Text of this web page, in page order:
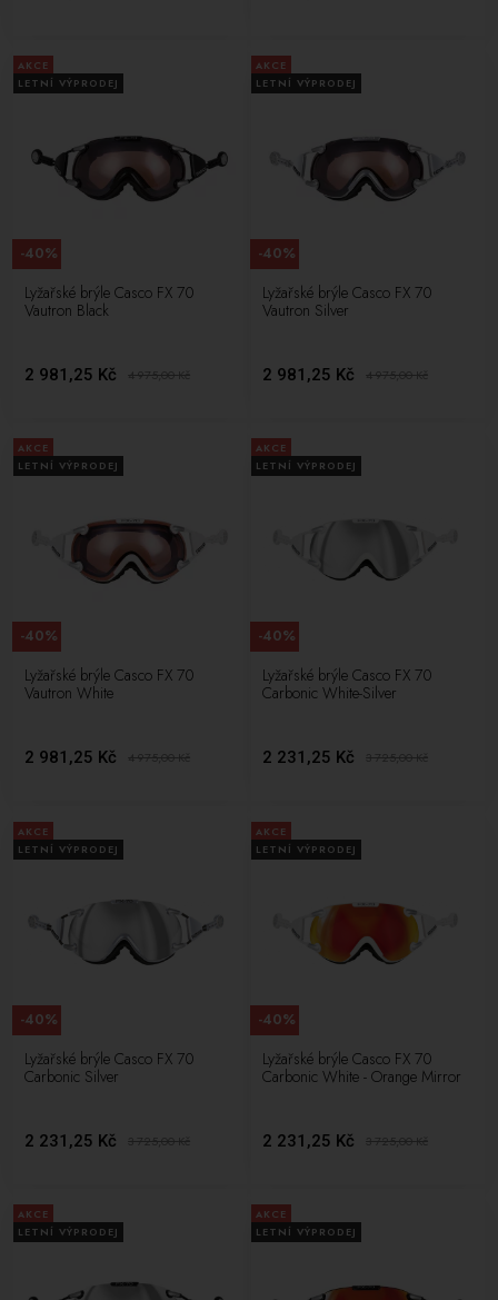
AKCE
LETNÍ VÝPRODEJ
Lyžařské brýle Casco FX 70
Vautron Black
2 981,25 Kč 4 975,00Kč
-40%
AKCE
LETNÍ VÝPRODEJ
Lyžařské brýle Casco FX 70
Vautron Silver
2 981,25 Kč 4 975,00Kč
-40%
AKCE
LETNÍ VÝPRODEJ
Lyžařské brýle Casco FX 70
Vautron White
2 981,25 Kč 4 975,00Kč
-40%
AKCE
LETNÍ VÝPRODEJ
Lyžařské brýle Casco FX 70
Carbonic White-Silver
2 231,25 Kč 3 725,00Kč
-40%
AKCE
LETNÍ VÝPRODEJ
Lyžařské brýle Casco FX 70
Carbonic Silver
2 231,25 Kč 3 725,00Kč
-40%
AKCE
LETNÍ VÝPRODEJ
Lyžařské brýle Casco FX 70
Carbonic White - Orange Mirror
2 231,25 Kč 3 725,00Kč
-40%
AKCE
LETNÍ VÝPRODEJ
AKCE
LETNÍ VÝPRODEJ